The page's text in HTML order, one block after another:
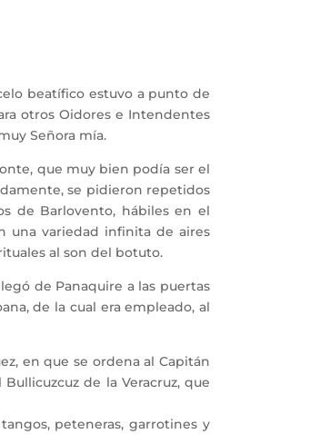
beatífico estuvo a punto de
otros Oidores e Intendentes
Señora mía.
que muy bien podía ser el
se pidieron repetidos
de Barlovento, hábiles en el
una variedad infinita de aires
al son del botuto.
de Panaquire a las puertas
de la cual era empleado, al
en que se ordena al Capitán
de la Veracruz, que
peteneras, garrotines y